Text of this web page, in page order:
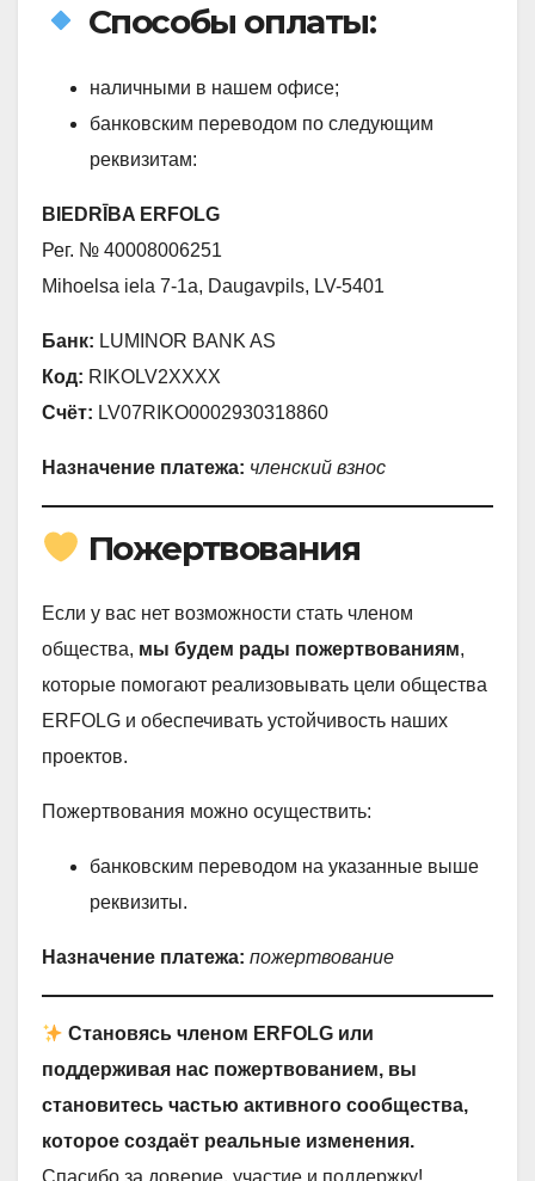
Способы оплаты:
наличными в нашем офисе;
банковским переводом по следующим
реквизитам:
BIEDRĪBA ERFOLG
Рег. № 40008006251
Mihoelsa iela 7-1a, Daugavpils, LV-5401
Банк: LUMINOR BANK AS
Код: RIKOLV2XXXX
Счёт: LV07RIKO0002930318860
Назначение платежа: членский взнос
Пожертвования
Если у вас нет возможности стать членом
общества, мы будем рады пожертвованиям,
которые помогают реализовывать цели общества
ERFOLG и обеспечивать устойчивость наших
проектов.
Пожертвования можно осуществить:
банковским переводом на указанные выше
реквизиты.
Назначение платежа: пожертвование
Становясь членом ERFOLG или
поддерживая нас пожертвованием, вы
становитесь частью активного сообщества,
которое создаёт реальные изменения.